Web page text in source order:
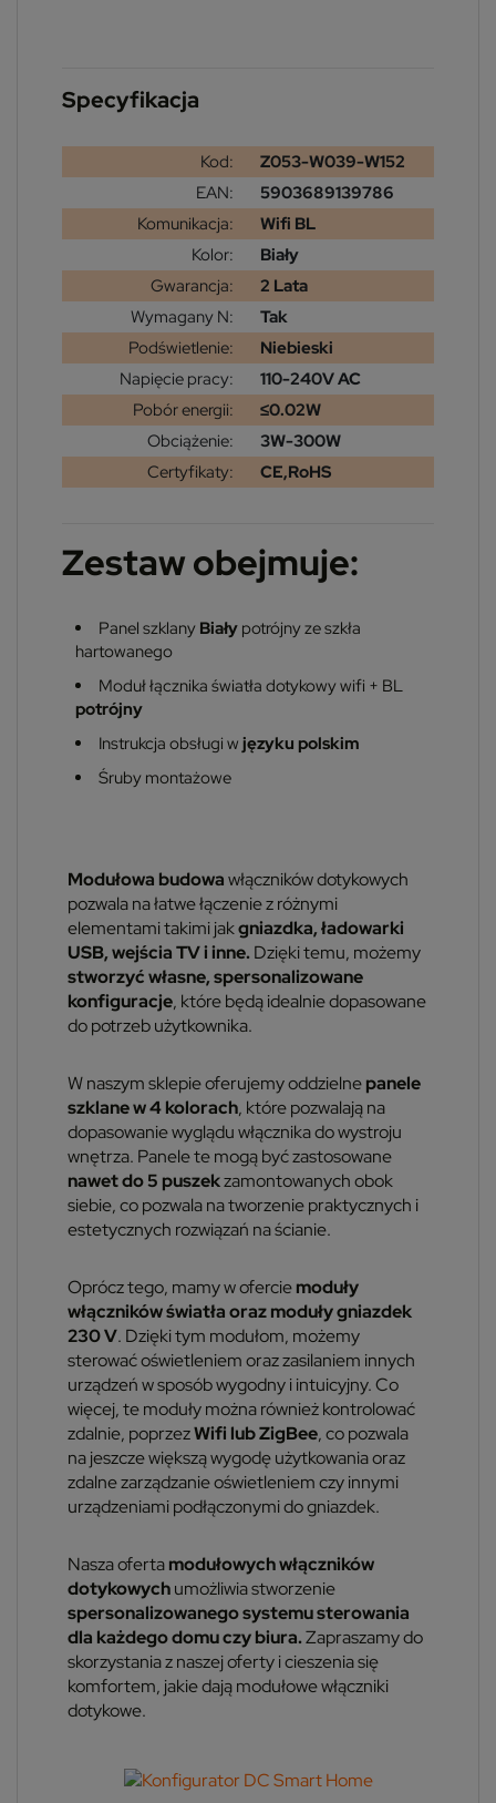
Specyfikacja
Kod:
Z053-W039-W152
EAN:
5903689139786
Komunikacja:
Wifi BL
Kolor:
Biały
Gwarancja:
2 Lata
Wymagany N:
Tak
Podświetlenie:
Niebieski
Napięcie pracy:
110-240V AC
Pobór energii:
≤0.02W
Obciążenie:
3W-300W
Certyfikaty:
CE,RoHS
Zestaw obejmuje:
Panel szklany Biały potrójny ze szkła
hartowanego
Moduł łącznika światła dotykowy wifi + BL
potrójny
Instrukcja obsługi w języku polskim
Śruby montażowe
Modułowa budowawłączników dotykowych
pozwala na łatwe łączenie z różnymi
elementami takimi jakgniazdka, ładowarki
USB, wejścia TV i inne. Dzięki temu, możemy
stworzyć własne, spersonalizowane
konfiguracje, które będą idealnie dopasowane
do potrzeb użytkownika.
W naszym sklepie oferujemy oddzielnepanele
szklane w 4 kolorach, które pozwalają na
dopasowanie wyglądu włącznika do wystroju
wnętrza. Panele te mogą być zastosowane
nawet do 5 puszekzamontowanych obok
siebie, co pozwala na tworzenie praktycznych i
estetycznych rozwiązań na ścianie.
Oprócz tego, mamy w oferciemoduły
włączników światła oraz moduły gniazdek
230 V. Dzięki tym modułom, możemy
sterować oświetleniem oraz zasilaniem innych
urządzeń w sposób wygodny i intuicyjny. Co
więcej, te moduły można również kontrolować
zdalnie, poprzezWifi lub ZigBee, co pozwala
na jeszcze większą wygodę użytkowania oraz
zdalne zarządzanie oświetleniem czy innymi
urządzeniami podłączonymi do gniazdek.
Nasza ofertamodułowych włączników
dotykowychumożliwia stworzenie
spersonalizowanego systemu sterowania
dla każdego domu czy biura.Zapraszamy do
skorzystania z naszej oferty i cieszenia się
komfortem, jakie dają modułowe włączniki
dotykowe.